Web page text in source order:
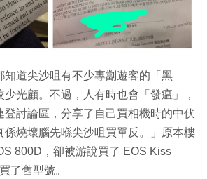
知道尖沙咀有不少專劏遊客的「黑
光顧。不過，人有時也會「發瘟」，
登討論區，分享了自己買相機時的中伏
係燒壞腦先喺尖沙咀買單反。」原本樓
800D，卻被游說買了 EOS Kiss
了舊型號。